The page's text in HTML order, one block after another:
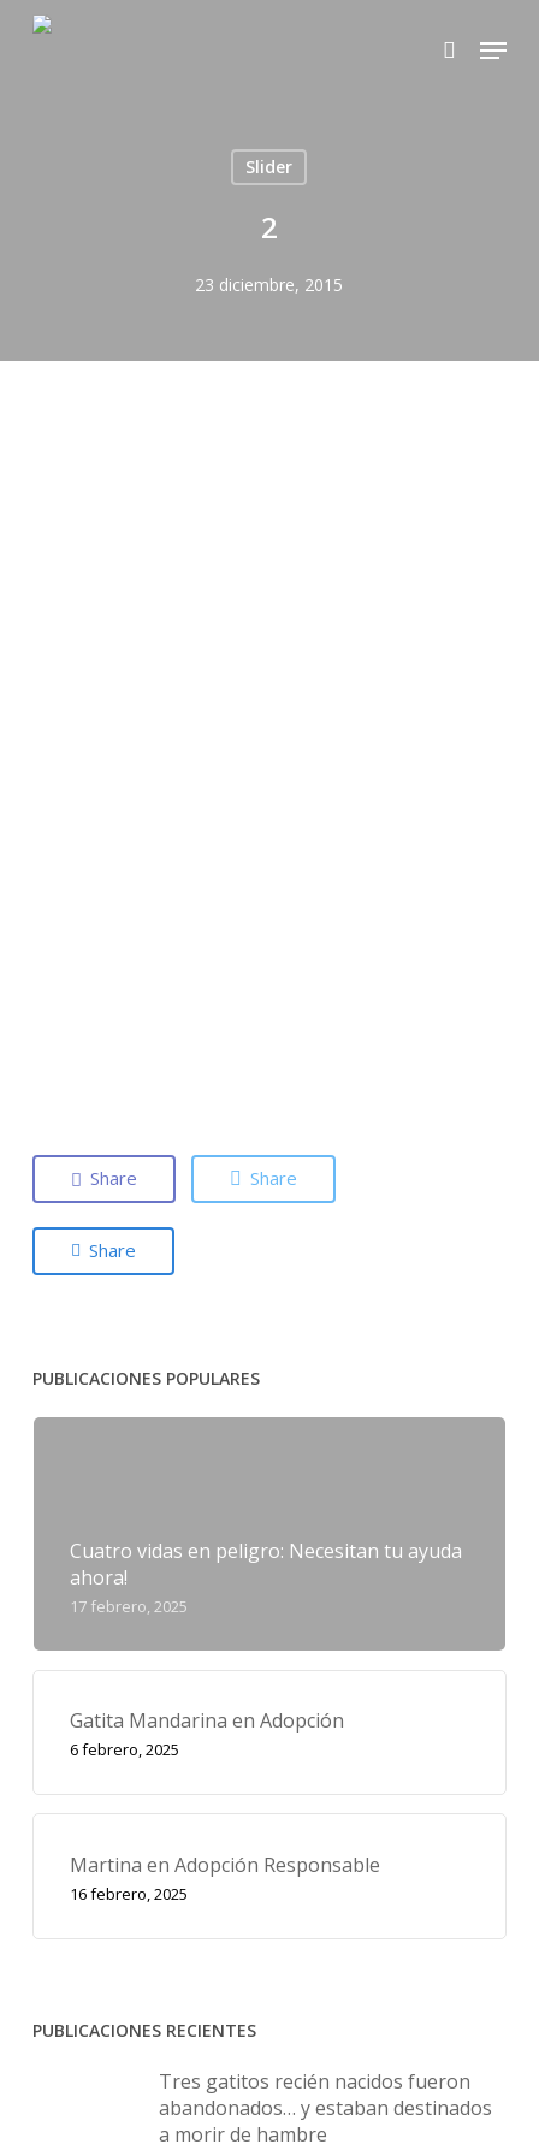
search
Menu
Slider
2
23 diciembre, 2015
Share Share
Share
PUBLICACIONES POPULARES
Cuatro vidas en peligro: Necesitan tu ayuda
ahora!
17 febrero, 2025
Gatita Mandarina en Adopción
6 febrero, 2025
Martina en Adopción Responsable
16 febrero, 2025
PUBLICACIONES RECIENTES
Tres gatitos recién nacidos fueron
abandonados… y estaban destinados
a morir de hambre